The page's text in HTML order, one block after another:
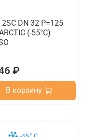
DN 32 P=125
(-55°C)
₽
В корзину